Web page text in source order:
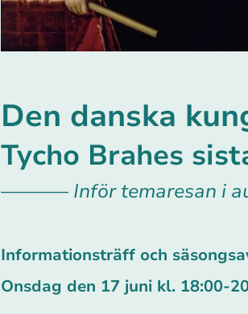
Den danska
Tycho Brahes
––––––– Inför temaresan i
Informationsträff och
Onsdag den 17 juni kl. 18:00-